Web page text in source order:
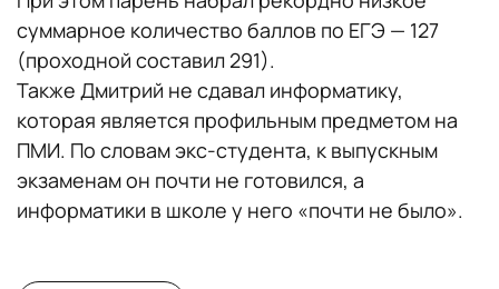
суммарное количество баллов по ЕГЭ — 127
(проходной составил 291).
Также Дмитрий не сдавал информатику,
которая является профильным предметом на
ПМИ. По словам экс-студента, к выпускным
экзаменам он почти не готовился, а
информатики в школе у него «почти не было».